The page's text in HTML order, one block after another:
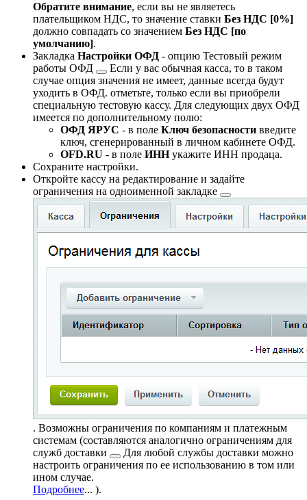
Обратите внимание, если вы не являетесь
плательщиком НДС, то значение ставки Без НДС [0%]
должно совпадать со значением Без НДС [по
умолчанию].
Закладка Настройки ОФД - опцию Тестовый режим
работы ОФД
Если у вас обычная касса, то в таком
случае опция значения не имеет, данные всегда будут
уходить в ОФД. отметьте, только если вы приобрели
специальную тестовую кассу. Для следующих двух ОФД
имеется по дополнительному полю:
ОФД ЯРУС - в поле Ключ безопасности введите
ключ, сгенерированный в личном кабинете ОФД.
OFD.RU - в поле ИННукажите ИНН продаца.
Сохраните настройки.
Откройте кассу на редактирование и задайте
ограничения на одноименной закладке
. Возможны ограничения по компаниям и платежным
системам (составляются аналогично ограничениям для
служб доставки
Для любой службы доставки можно
настроить ограничения по ее использованию в том или
ином случае.
Подробнее... ).